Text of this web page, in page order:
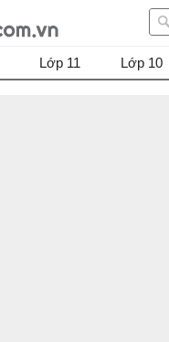
Lớp 11 Lớp 10